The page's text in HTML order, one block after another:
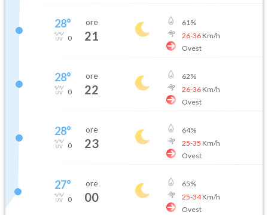
28°
0
ore
21
61%
26-36Km/h
Ovest
28°
0
ore
22
62%
26-36Km/h
Ovest
28°
0
ore
23
64%
25-35 Km/h
Ovest
27°
0
ore
00
65%
25-34Km/h
Ovest